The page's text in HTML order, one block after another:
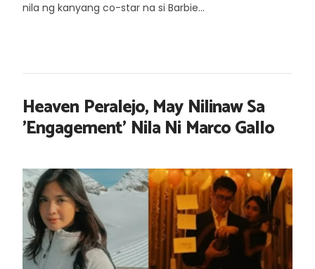
nila ng kanyang co-star na si Barbie...
Heaven Peralejo, May Nilinaw Sa
'Engagement' Nila Ni Marco Gallo